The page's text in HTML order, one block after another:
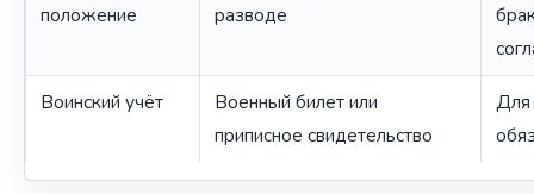
положение
разводе
Воинский учёт
Военный билет или
приписное свидетельство
Для